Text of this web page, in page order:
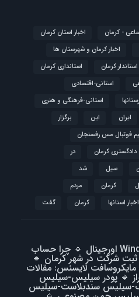
- کرمان
اخبار استان کرمان
اخبار کرمان و شهرستان ها
استاندار کرمان
استانداری کرمان
استانی-اقتصادی
استانی-فرهنگی و هنری
ایران این
برگزار
فوتبال مس رفسنجان
دادگستری کرمان
در
سیل
شد
كرمان
مردم
استانها کرمان گفت
🔹 چرا حساب
شرکت در شهر کرمان 🔹
مایکروسافت لایسنس: مقالات
🔹پودر سیلیس-سیلیس
سیلیس سندبلاست-سیلیس